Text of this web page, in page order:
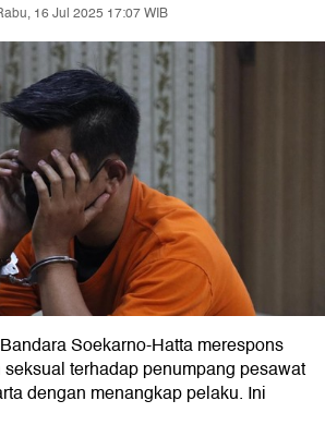
16 Jul 2025 17:07 WIB
Soekarno-Hatta merespons
terhadap penumpang pesawat
dengan menangkap pelaku. Ini